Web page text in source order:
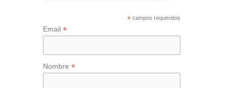
*campos requeridos
Email *
Nombre *